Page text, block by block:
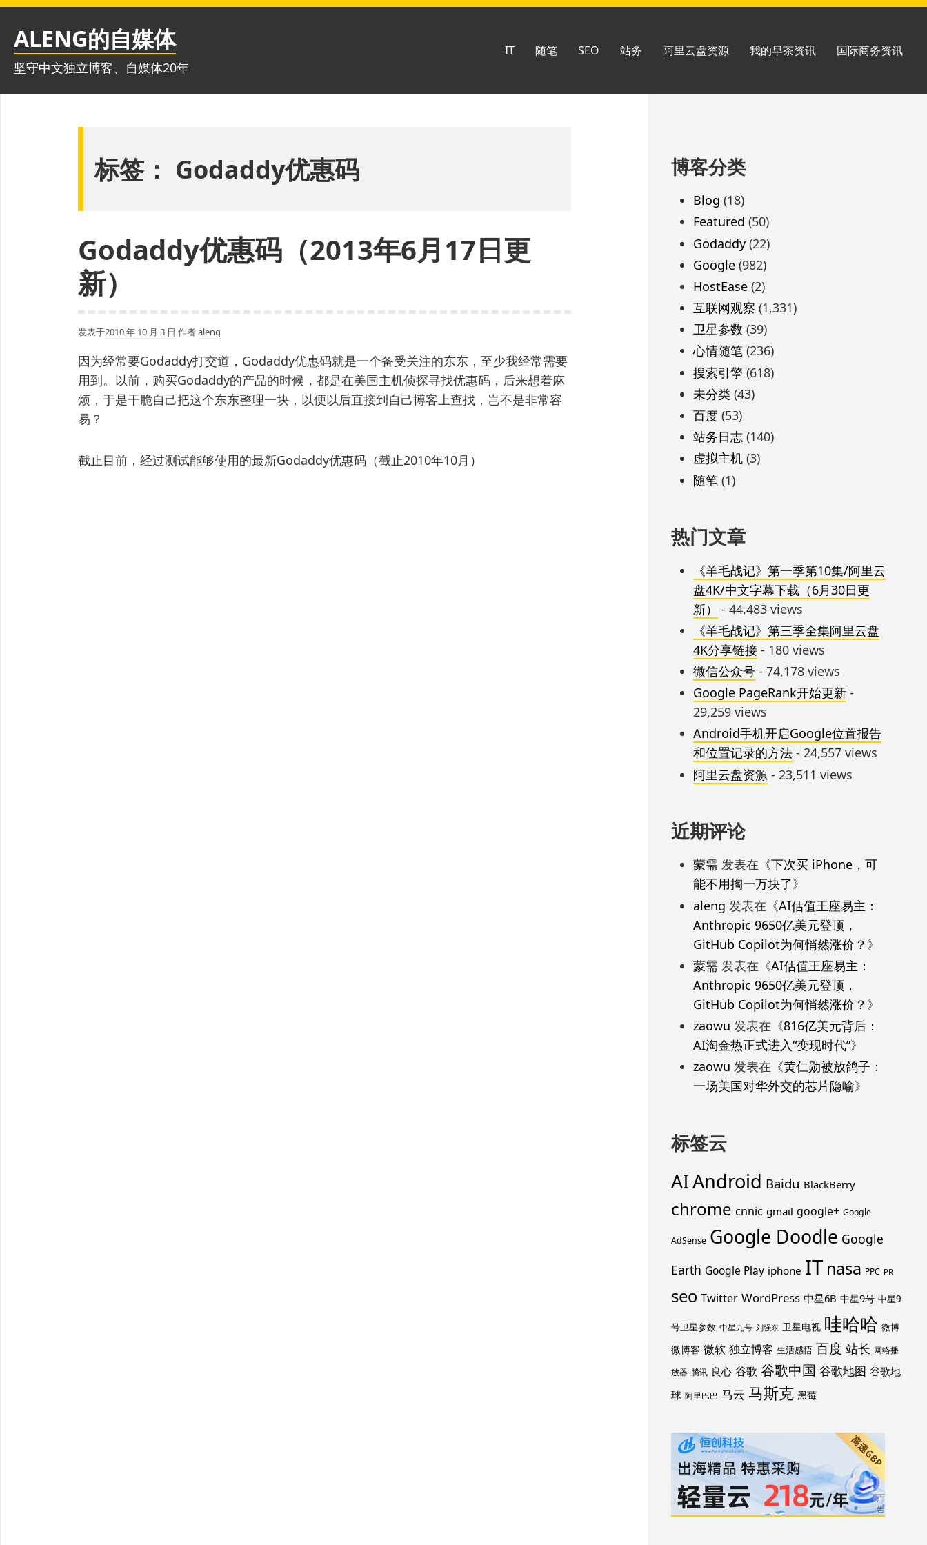
跳
ALENG的自媒体
坚守中文独立博客、自媒体20年
IT 随笔 SEO 站务 阿里云盘资源 我的早茶资讯 国际商务资讯
标签： Godaddy优惠码
Godaddy优惠码（2013年6月17日更
新）
发表于2010 年 10 月 3 日 作者aleng
因为经常要Godaddy打交道，Godaddy优惠码就是一个备受关注的东东，至少我经常需要
用到。以前，购买Godaddy的产品的时候，都是在美国主机侦探寻找优惠码，后来想着麻
烦，于是干脆自己把这个东东整理一块，以便以后直接到自己博客上查找，岂不是非常容
易？
截止目前，经过测试能够使用的最新Godaddy优惠码（截止2010年10月）
至
脚
博客分类
Blog (18)
Featured (50)
Godaddy(22)
Google(982)
HostEase(2)
互联网观察 (1,331)
卫星参数 (39)
心情随笔(236)
搜索引擎 (618)
未分类(43)
百度 (53)
站务日志(140)
虚拟主机(3)
随笔(1)
热门文章
《羊毛战记》第一季第10集/阿里云
盘4K/中文字幕下载（6月30日更
新）
- 44,483 views
《羊毛战记》第三季全集阿里云盘
4K分享链接- 180 views
微信公众号- 74,178 views
Google PageRank开始更新-
29,259 views
Android手机开启Google位置报告
和位置记录的方法- 24,557 views
阿里云盘资源- 23,511 views
近期评论
蒙需发表在《下次买 iPhone，可
能不用掏一万块了》
aleng 发表在《AI估值王座易主：
Anthropic 9650亿美元登顶，
GitHub Copilot为何悄然涨价？ 》
蒙需发表在《AI估值王座易主：
Anthropic 9650亿美元登顶，
GitHub Copilot为何悄然涨价？ 》
zaowu 发表在《816亿美元背后：
AI淘金热正式进入“变现时代”》
zaowu 发表在《黄仁勋被放鸽子：
一场美国对华外交的芯片隐喻》
标签云
AIAndroid Baidu BlackBerry
chrome cnnic gmail google+ Google
AdSense Google Doodle Google
Earth Google Play iphone IT nasa PPC PR
seo Twitter WordPress 中星6B 中星9号 中星9
号卫星参数 中星九号 刘强东 卫星电视 哇哈哈 微博
微博客 微软 独立博客 生活感悟 百度 站长 网络播
放器 腾讯 良心 谷歌 谷歌中国 谷歌地图 谷歌地
球 阿里巴巴 马云 马斯克 黑莓